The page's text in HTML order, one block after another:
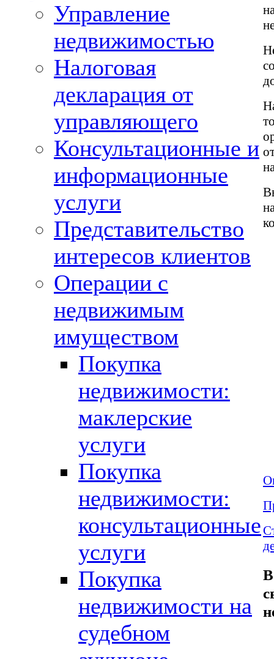
Управление
недвижимостью
Налоговая
декларация от
управляющего
Консультационные и
информационные
услуги
Представительство
интересов клиентов
Операции с
недвижимым
имуществом
Покупка
недвижимости:
маклерские
услуги
Покупка
недвижимости:
консультационные
услуги
Покупка
недвижимости на
судебном